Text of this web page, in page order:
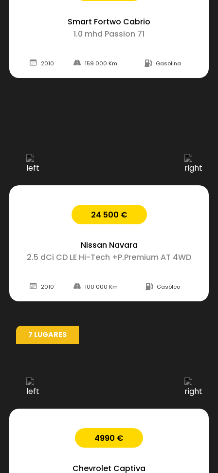
Smart Fortwo Cabrio
1.0 mhd Passion 71
2010 159 000 Km Gasolina
24 500 €
Nissan Navara
2.5 dCi CD LE Hi-Tech +P.Premium AT 4WD
2010 100 000 Km Gasóleo
4990 €
Chevrolet Captiva
7 LUGARES